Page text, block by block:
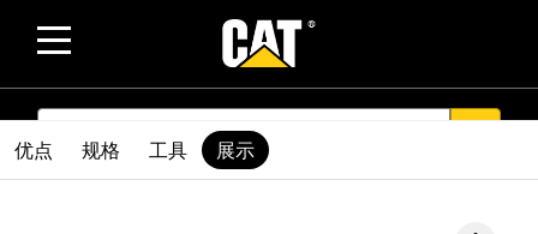
SEARCH
优点 规格 工具 展示